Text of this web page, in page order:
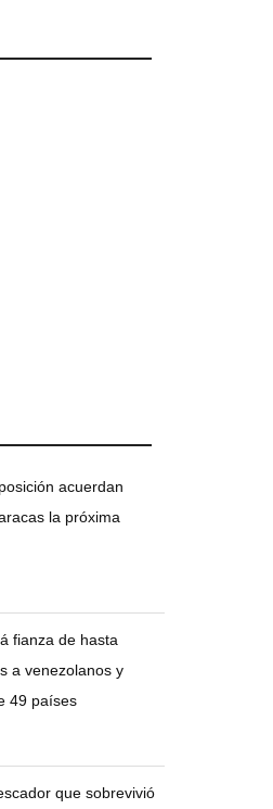
acuerdan
la próxima
fianza de hasta
a venezolanos y
49 países
que sobrevivió